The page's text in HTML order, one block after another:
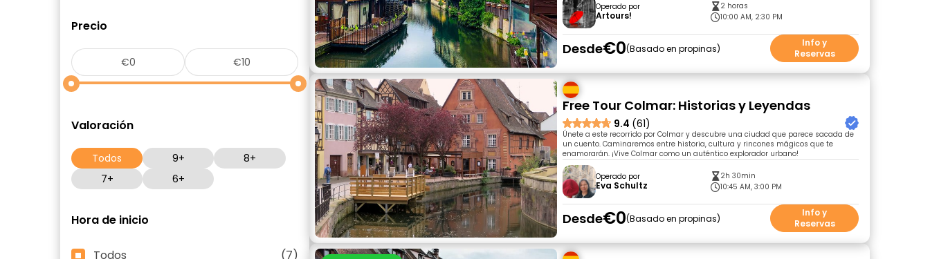
Precio
Valoración
Todos 9+
8+
7+
6+
Hora de inicio
Todos
(7)
Operado por
Artours!
2 horas
10:00 AM, 2:30 PM
Desde€0 Basado en propinas
Info y
Reservas
Free Tour Colmar: Historias y Leyendas
9.4 (61)
Únete a este recorrido por Colmar y descubre una ciudad que parece sacada de
un cuento. Caminaremos entre historia, cultura y rincones mágicos que te
enamorarán. ¡Vive Colmar como un auténtico explorador urbano!
Operado por
Eva Schultz
2h 30min
10:45 AM, 3:00 PM
Desde€0 Basado en propinas
Info y
Reservas